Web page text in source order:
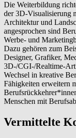
Die Weiterbildung
der 3D-Visualisierung
Architektur und
angesprochen sind
Werbe- und
Dazu gehören zum
Designer, Grafiker,
3D-/CGI-/Realtime-
Wechsel in kreative
Fähigkeiten erweitern
Menschen mit
Vermittelte